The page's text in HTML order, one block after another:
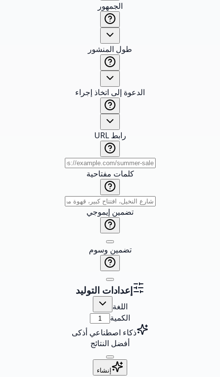
الجمهور
طول المنشور
الدعوة إلى اتخاذ إجراء
رابط URL
كلمات مفتاحية
تضمين إيموجي
تضمين وسوم
إعدادات التوليد
اللغة
الكمية
ذكاء اصطناعي أذكى
أفضل النتائج
إنشاء